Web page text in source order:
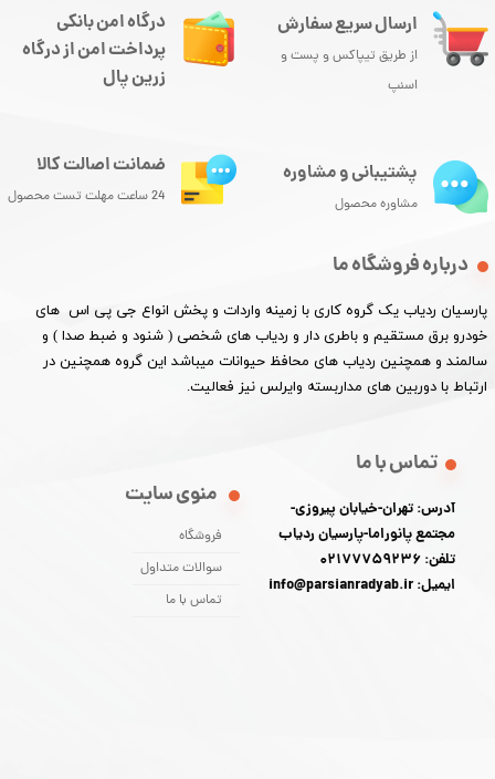
ارسال سریع سفارش
از طریق تیپاکس و پست و
اسنپ
درباره فروشگاه ما
پارسیان ردیاب یک گروه کاری با زمینه واردات و پخش انواع جی پی اس های
خودرو برق مستقیم و باطری دار و ردیاب های شخصی ( شنود و ضبط صدا ) و
سالمند و همچنین ردیاب های محافظ حیوانات میباشد این گروه همچنین در
ارتباط با دوربین های مداربسته وایرلس نیز فعالیت.​​​​​​​
منوی سایت
فروشگاه
سوالات متداول
تماس با ما
تماس با ما
آدرس: تهران-خیابان پیروزی-
مجتمع پانوراما-پارسیان ردیاب
تلفن: 02177759236
ایمیل: info@parsianradyab.ir
درگاه امن بانکی
پرداخت امن از درگاه
زرین پال
پشتیبانی و مشاوره
مشاوره محصول
ضمانت اصالت کالا
24 ساعت مهلت تست محصول